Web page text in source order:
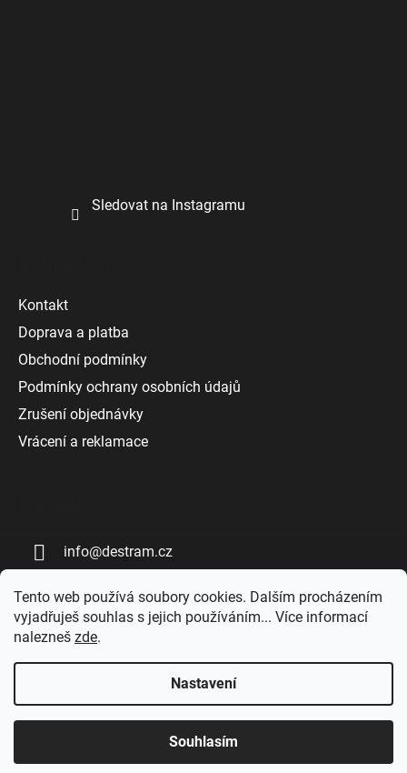
Tento web používá soubory cookies. Dalším procházením
vyjadřuješ souhlas s jejich používáním... Více informací
nalezneš zde.
Nastavení
Souhlasím
Sledovat na Instagramu
Kontakt
Doprava a platba
Obchodní podmínky
Podmínky ochrany osobních údajů
Zrušení objednávky
Vrácení a reklamace
info@destram.cz
+420 727 808 809
Vytvořil Shoptet
DESTRAM | Dřevěné fingerboardy
Všechna práva vyhrazena.